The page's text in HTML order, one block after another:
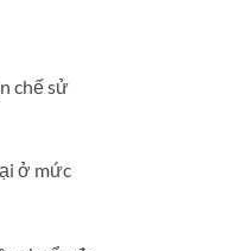
chế sử
ở mức